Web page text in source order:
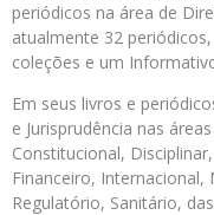
periódicos na área de
atualmente 32
coleções e um
Em seus livros e
e Jurisprudência nas
Constitucional,
Financeiro, Internacional,
Regulatório, Sanitário,